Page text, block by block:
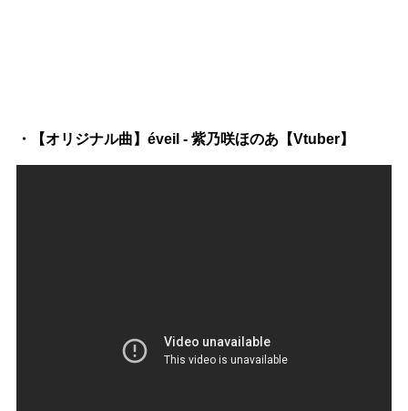
・【オリジナル曲】éveil - 紫乃咲ほのあ【Vtuber】